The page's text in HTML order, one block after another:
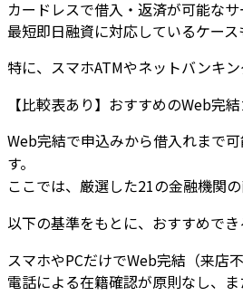
カードレスで借入・返済が可能な
最短即日融資に対応しているケース
特に、スマホATMやネットバンキ
【比較表あり】おすすめのWeb完
Web完結で申込みから借入れまで
す。
ここでは、厳選した21の金融機関
以下の基準をもとに、おすすめで
スマホやPCだけでWeb完結（来店
電話による在籍確認が原則なし、